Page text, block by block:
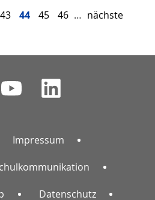
43 44 45 46 … nächste
Impressum
Datenschutz